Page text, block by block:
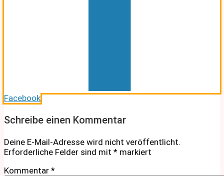
Facebook
Schreibe einen Kommentar
Deine E-Mail-Adresse wird nicht veröffentlicht.
Erforderliche Felder sind mit * markiert
Kommentar *